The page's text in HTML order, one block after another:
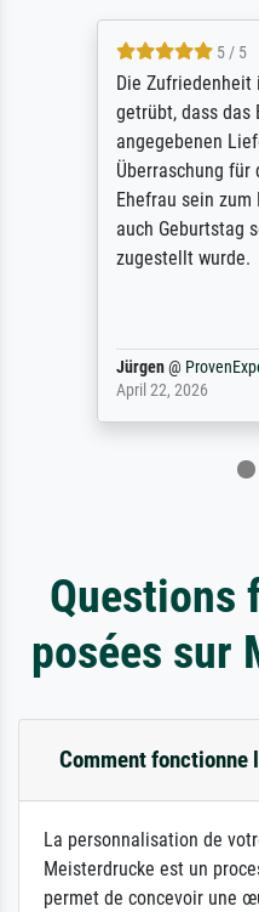
5 / 5
Die Zufriedenheit
getrübt, dass das
angegebenen
Überraschung für
Ehefrau sein zum
auch Geburtstag
zugestellt wurde.
Jürgen@ProvenExpert
April 22, 2026
Questions
posées sur
Comment fonctionne
La personnalisation de
Meisterdrucke est un
permet de concevoir une